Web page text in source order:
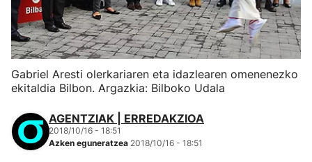
Gabriel Aresti olerkariaren eta idazlearen omenenezko
ekitaldia Bilbon. Argazkia: Bilboko Udala
AGENTZIAK | ERREDAKZIOA
2018/10/16 - 18:51
Azken eguneratzea 2018/10/16 - 18:51